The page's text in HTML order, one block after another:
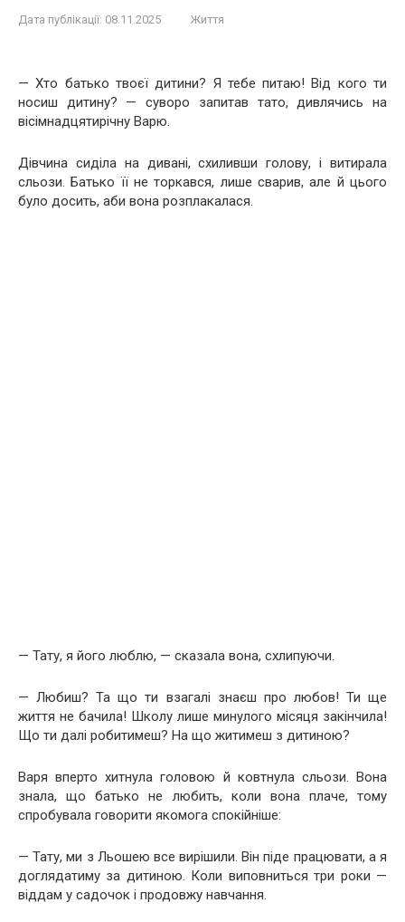
Дата публікації: 08.11.2025 Життя
— Хто батько твоєї дитини? Я тебе питаю! Від кого ти
носиш дитину? — суворо запитав тато, дивлячись на
вісімнадцятирічну Варю.
Дівчина сиділа на дивані, схиливши голову, і витирала
сльози. Батько її не торкався, лише сварив, але й цього
було досить, аби вона розплакалася.
— Тату, я його люблю, — сказала вона, схлипуючи.
— Любиш? Та що ти взагалі знаєш про любов! Ти ще
життя не бачила! Школу лише минулого місяця закінчила!
Що ти далі робитимеш? На що житимеш з дитиною?
Варя вперто хитнула головою й ковтнула сльози. Вона
знала, що батько не любить, коли вона плаче, тому
спробувала говорити якомога спокійніше:
— Тату, ми з Льошею все вирішили. Він піде працювати, а я
доглядатиму за дитиною. Коли виповниться три роки —
віддам у садочок і продовжу навчання.